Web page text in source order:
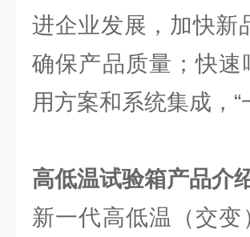
进企业发展，加快新
确保产品质量；快
用方案和系统集成，
高低温试验箱产品介
新一代高低温（交